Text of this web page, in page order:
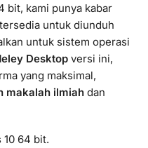
bit, kami punya kabar
tersedia untuk diunduh
untuk sistem operasi
Desktop versi ini,
yang maksimal,
makalah ilmiah dan
64 bit.